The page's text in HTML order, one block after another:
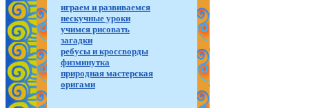
играем и развиваемся
нескучные уроки
учимся рисовать
загадки
ребусы и кроссворды
физминутка
природная мастерская
оригами